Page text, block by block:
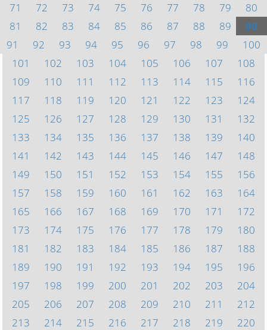
71
72 73 74 75 76 77 78 79
80
81
82 83 84 85 86 87 88 89
90
91
92 93 94 95 96 97 98 99
100
101
102 103 104 105 106 107
108
109
110 111 112 113 114 115
116
117
118 119 120 121 122 123
124
125
126 127 128 129 130 131
132
133
134 135 136 137 138 139
140
141
142 143 144 145 146 147
148
149
150 151 152 153 154 155
156
157
158 159 160 161 162 163
164
165
166 167 168 169 170 171
172
173
174 175 176 177 178 179
180
181
182 183 184 185 186 187
188
189
190 191 192 193 194 195
196
197
198 199 200 201 202 203
204
205
206 207 208 209 210 211
212
213
214 215 216 217 218 219
220